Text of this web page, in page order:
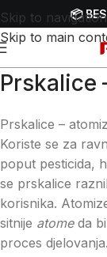
Skip to navigation
Skip to main
📦
Prskalice
Prskalice –
Koriste se za
poput pesticida,
se prskalice
korisnika.
sitnije atomeda bi
proces djelovanja.